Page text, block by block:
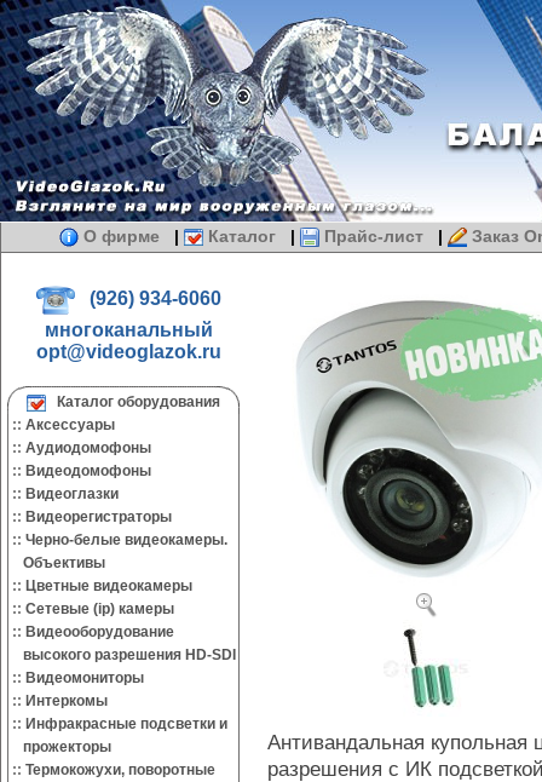
О фирме | Каталог | Прайс-лист | Заказ
(926) 934-6060
многоканальный
opt@videoglazok.ru
Каталог оборудования
:: Аксессуары
:: Аудиодомофоны
:: Видеодомофоны
:: Видеоглазки
:: Видеорегистраторы
:: Черно-белые видеокамеры.
Объективы
:: Цветные видеокамеры
:: Сетевые (ip) камеры
:: Видеооборудование
высокого разрешения HD-SDI
:: Видеомониторы
:: Интеркомы
:: Инфракрасные подсветки и
прожекторы
:: Термокожухи, поворотные
Антивандальная купольная
разрешения с ИК